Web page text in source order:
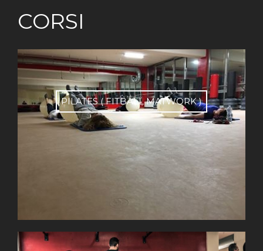
CORSI
PILATES ( FITBALL MATWORK )